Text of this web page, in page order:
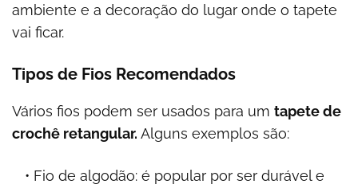
ambiente e a decoração do lugar onde o tapete
vai ficar.
Tipos de Fios Recomendados
Vários fios podem ser usados para um tapete de
crochê retangular. Alguns exemplos são:
Fio de algodão: é popular por ser durável e